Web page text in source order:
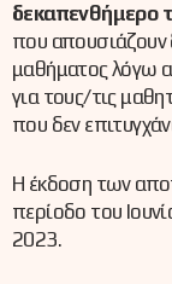
δεκαπενθήμερο
που απουσιάζουν
μαθήματος λόγω
για τους/τις
που δεν
Η έκδοση των
περίοδο του
2023.